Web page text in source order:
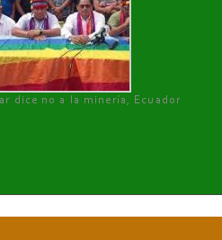
dice no a la minería, Ecuador